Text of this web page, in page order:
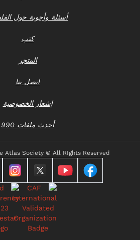
أسئلة وأجوبة حول
كتب
المتجر
اتصل بنا
إشعار الخصوصية
أحدث ملفات 990
Atlas Society © All RIghts Reserved.